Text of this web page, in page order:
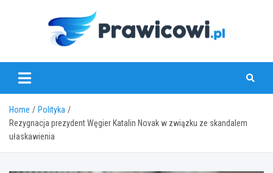
www.prawicowi.pl
Home
Polityka
Rezygnacja prezydent Węgier Katalin Novak w związku ze skandalem
ułaskawienia